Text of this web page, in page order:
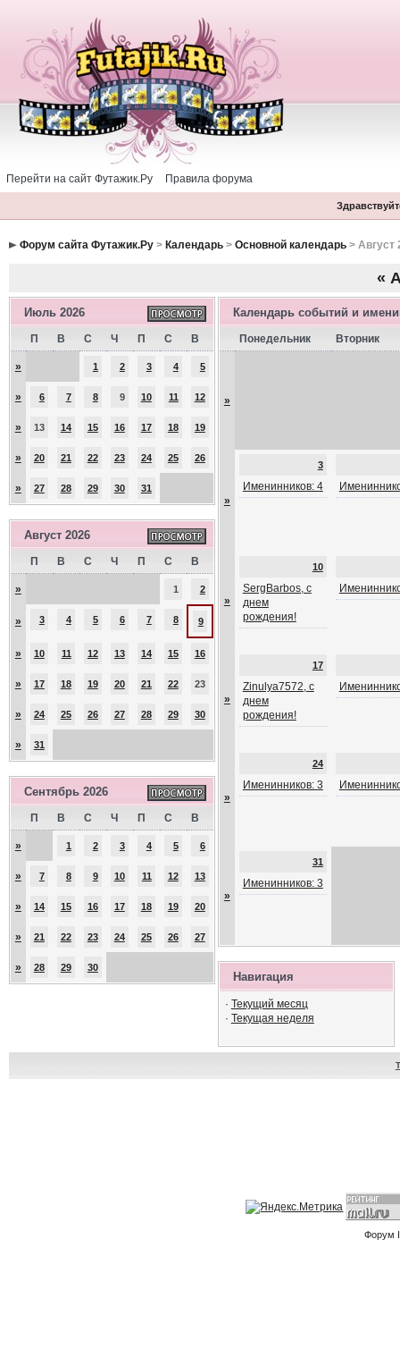
Перейти на сайт Футажик.Ру Правила форума
Форум сайта Футажик.Ру> Календарь> Основной календарь> Август
«
Июль 2026
П В С Ч П С В
» 1 2 3 4 5
» 6 7 8 9 10 11 12
» 13 14 15 16 17 18 19
» 20 21 22 23 24 25 26
» 27 28 29 30 31
Август 2026
П В С Ч П С В
» 1 2
» 3 4 5 6 7 8 9
» 10 11 12 13 14 15 16
» 17 18 19 20 21 22 23
» 24 25 26 27 28 29 30
» 31
Сентябрь 2026
П В С Ч П С В
» 1 2 3 4 5 6
» 7 8 9 10 11 12 13
» 14 15 16 17 18 19 20
» 21 22 23 24 25 26 27
» 28 29 30
Календарь событий и
Понедельник Вторник
»
»
3
Именинников: 4
»
10
SergBarbos, с
днем
рождения!
»
17
Zinulya7572, с
днем
рождения!
»
24
Именинников: 3
»
31
Именинников: 3
Навигация
· Текущий месяц
· Текущая неделя
Форум